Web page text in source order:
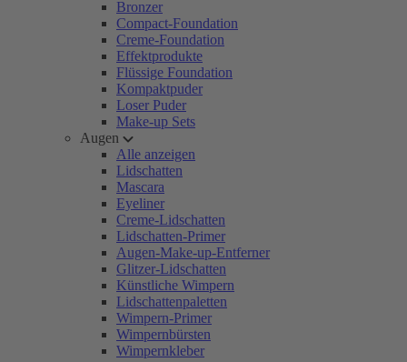
Bronzer
Compact-Foundation
Creme-Foundation
Effektprodukte
Flüssige Foundation
Kompaktpuder
Loser Puder
Make-up Sets
Augen
Alle anzeigen
Lidschatten
Mascara
Eyeliner
Creme-Lidschatten
Lidschatten-Primer
Augen-Make-up-Entferner
Glitzer-Lidschatten
Künstliche Wimpern
Lidschattenpaletten
Wimpern-Primer
Wimpernbürsten
Wimpernkleber